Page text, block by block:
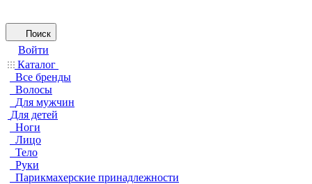
Поиск
Войти
Каталог
Все бренды
Волосы
Для мужчин
Для детей
Ноги
Лицо
Тело
Руки
Парикмахерские принадлежности